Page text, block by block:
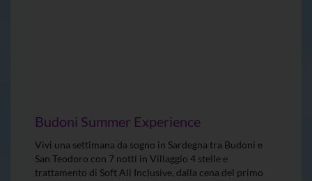
Budoni Summer Experience
Vivi una settimana da sogno in Sardegna tra Budoni e
San Teodoro con 7 notti in Villaggio 4 stelle e
trattamento di Soft All Inclusive, dalla cena del primo